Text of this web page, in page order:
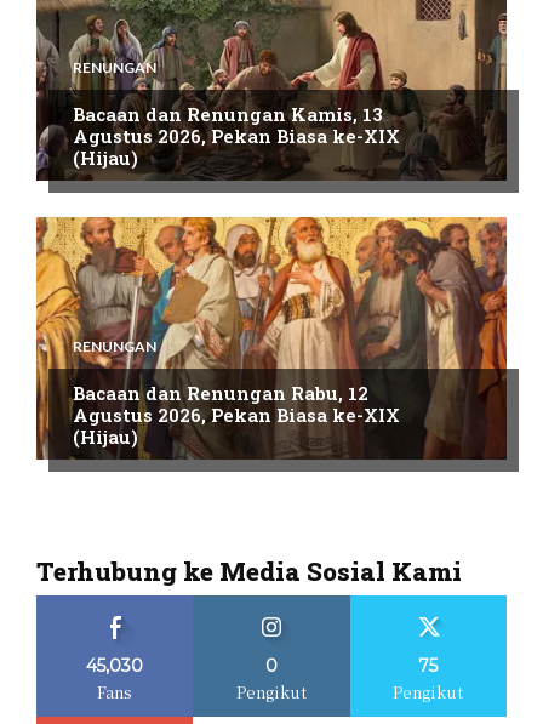
RENUNGAN
Bacaan dan Renungan Kamis, 13
Agustus 2026, Pekan Biasa ke-XIX
(Hijau)
RENUNGAN
Bacaan dan Renungan Rabu, 12
Agustus 2026, Pekan Biasa ke-XIX
(Hijau)
Terhubung ke Media Sosial Kami
45,030
Fans
0
Pengikut
75
Pengikut